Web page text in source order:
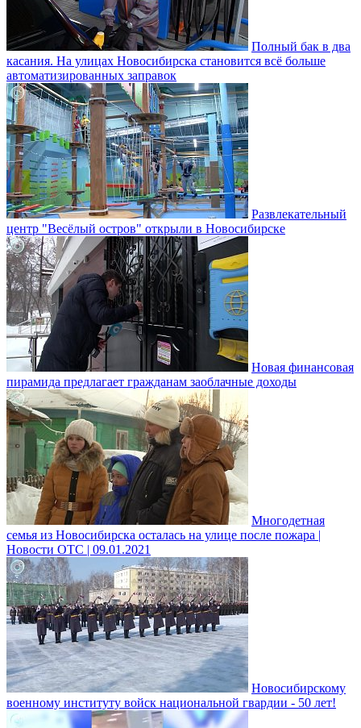
Полный бак в два
касания. На улицах Новосибирска становится всё больше
автоматизированных заправок
Развлекательный
центр "Весёлый остров" открыли в Новосибирске
Новая финансовая
пирамида предлагает гражданам заоблачные доходы
Многодетная
семья из Новосибирска осталась на улице после пожара |
Новости ОТС | 09.01.2021
Новосибирскому
военному институту войск национальной гвардии - 50 лет!